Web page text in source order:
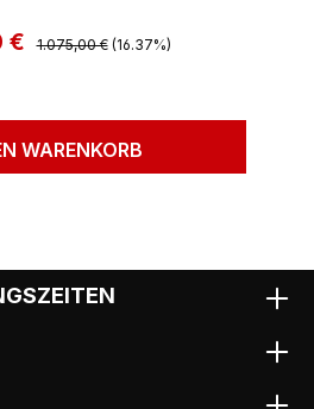
€ Regulärer Preis:
1.075,00 € (16.37%)
WARENKORB